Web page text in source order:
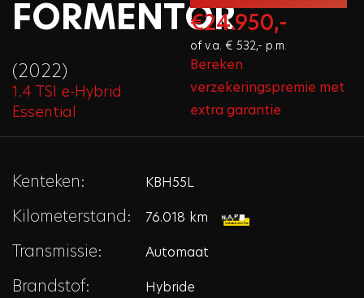
FORMENTOR
(2022)
1.4 TSI e-Hybrid
Essential
€24.950,-
of v.a. € 532,- p.m.
Bereken
verzekeringspremie met
extra garantie
Kenteken: KBH55L
Kilometerstand: 76.018 km
Transmissie: Automaat
Brandstof: Hybride